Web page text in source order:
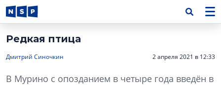
Редкая птица
Дмитрий Синочкин 2 апреля 2021 в 12:33
В Мурино с опозданием в четыре года введён в